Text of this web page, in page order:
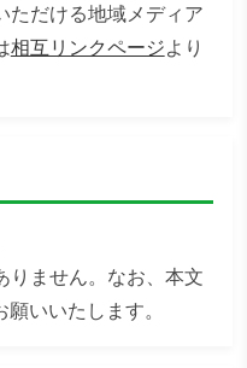
ただける地域メディア
相互リンクページより
りません。なお、本文
いいたします。